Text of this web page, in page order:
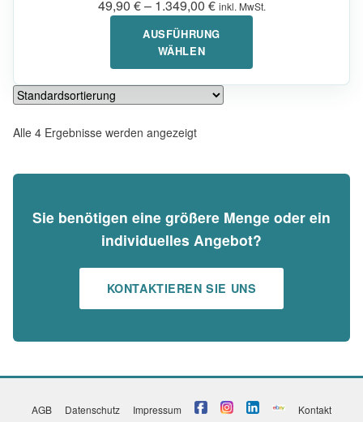
49,90 €– 1.349,00 € inkl. MwSt.
AUSFÜHRUNG
WÄHLEN
Alle 4 Ergebnisse werden angezeigt
Sie benötigen eine größere Menge oder ein
individuelles Angebot?
KONTAKTIEREN SIE UNS
AGB Datenschutz Impressum Kontakt